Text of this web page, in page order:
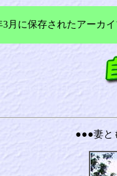
3月に保存されたアーカ
●●●妻と